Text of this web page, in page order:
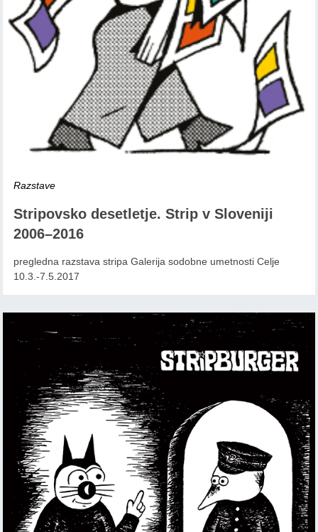
Razstave
Stripovsko desetletje. Strip v Sloveniji
2006–2016
pregledna razstava stripa Galerija sodobne umetnosti Celje
10.3.-7.5.2017